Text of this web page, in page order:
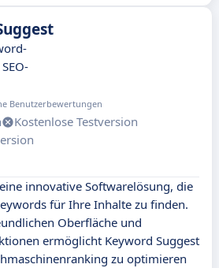
Benutzerbewertungen
Kostenlose Testversion
innovative Softwarelösung, die
für Ihre Inhalte zu finden.
Oberfläche und
ermöglicht Keyword Suggest
zu optimieren